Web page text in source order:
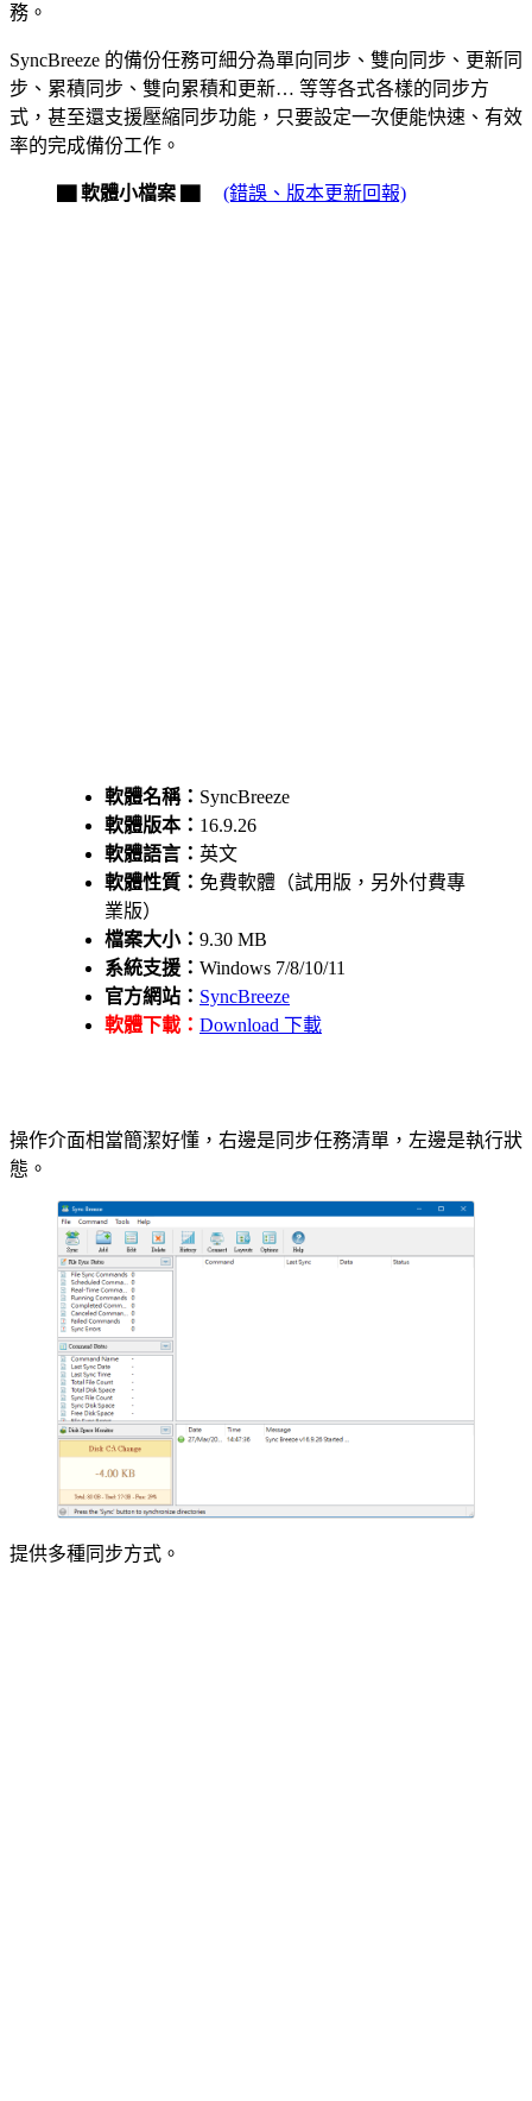
務。
SyncBreeze 的備份任務可細分為單向同步、雙向同步、更新同
步、累積同步、雙向累積和更新… 等等各式各樣的同步方
式，甚至還支援壓縮同步功能，只要設定一次便能快速、有效
率的完成備份工作。
▇ 軟體小檔案 ▇ (錯誤、版本更新回報)
軟體名稱： SyncBreeze
軟體版本： 16.9.26
軟體語言： 英文
軟體性質： 免費軟體（試用版，另外付費專
業版）
檔案大小： 9.30 MB
系統支援： Windows 7/8/10/11
官方網站： SyncBreeze
軟體下載： Download 下載
操作介面相當簡潔好懂，右邊是同步任務清單，左邊是執行狀
態。
提供多種同步方式。